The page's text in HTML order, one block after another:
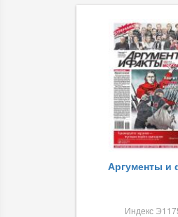
Аргументы и
Индекс